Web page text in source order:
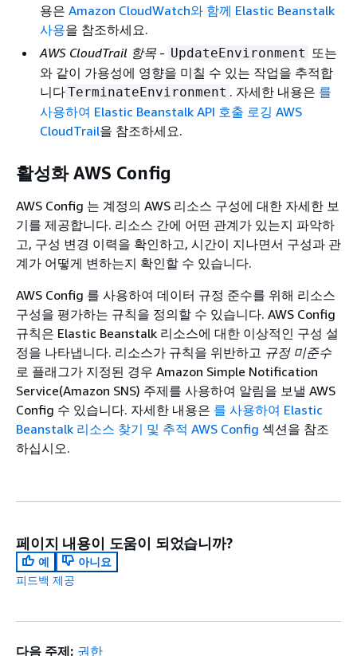
용은 Amazon CloudWatch와 함께 Elastic Beanstalk
사용을 참조하세요.
AWS CloudTrail 항목 - UpdateEnvironment 또는
와 같이 가용성에 영향을 미칠 수 있는 작업을 추적합
니다TerminateEnvironment . 자세한 내용은 를
사용하여 Elastic Beanstalk API 호출 로깅 AWS
CloudTrail을 참조하세요.
활성화 AWS Config
AWS Config 는 계정의 AWS 리소스 구성에 대한 자세한 보
기를 제공합니다. 리소스 간에 어떤 관계가 있는지 파악하
고, 구성 변경 이력을 확인하고, 시간이 지나면서 구성과 관
계가 어떻게 변하는지 확인할 수 있습니다.
AWS Config 를 사용하여 데이터 규정 준수를 위해 리소스
구성을 평가하는 규칙을 정의할 수 있습니다. AWS Config
규칙은 Elastic Beanstalk 리소스에 대한 이상적인 구성 설
정을 나타냅니다. 리소스가 규칙을 위반하고 규정 미준수
로 플래그가 지정된 경우 Amazon Simple Notification
Service(Amazon SNS) 주제를 사용하여 알림을 보낼 AWS
Config 수 있습니다. 자세한 내용은 를 사용하여 Elastic
Beanstalk 리소스 찾기 및 추적 AWS Config 섹션을 참조
하십시오.
페이지 내용이 도움이 되었습니까?
예
아니요
피드백 제공
다음 주제: 권한